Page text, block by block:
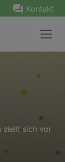
Kontakt
stellt sich vor